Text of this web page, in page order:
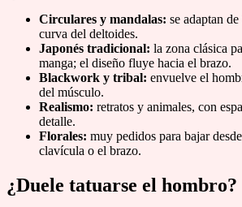
Circulares y mandalas: se adaptan
curva del deltoides.
Japonés tradicional: la zona clásica
manga; el diseño fluye hacia el brazo.
Blackwork y tribal: envuelve el
del músculo.
Realismo: retratos y animales, con
detalle.
Florales: muy pedidos para bajar
clavícula o el brazo.
¿Duele tatuarse el hombro?